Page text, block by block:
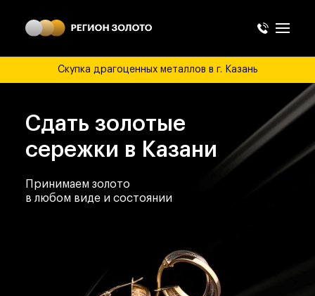
Скупка драгоценных металлов в г. Казань
Сдать золотые
сережки в Казани
Принимаем золото
в любом виде и состоянии